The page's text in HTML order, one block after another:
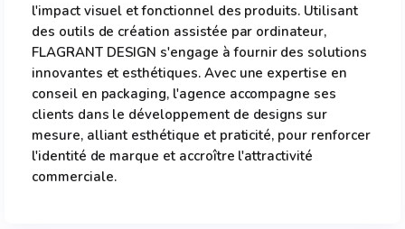
l'impact visuel et fonctionnel des produits. Utilisant
des outils de création assistée par ordinateur,
FLAGRANT DESIGN s'engage à fournir des solutions
innovantes et esthétiques. Avec une expertise en
conseil en packaging, l'agence accompagne ses
clients dans le développement de designs sur
mesure, alliant esthétique et praticité, pour renforcer
l'identité de marque et accroître l'attractivité
commerciale.